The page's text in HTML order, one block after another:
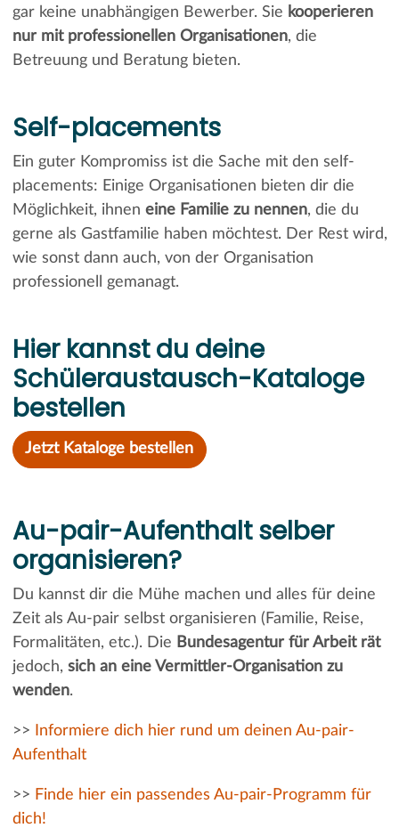
gar keine unabhängigen Bewerber. Sie kooperieren
nur mit professionellen Organisationen, die
Betreuung und Beratung bieten.
Self-placements
Ein guter Kompromiss ist die Sache mit den self-
placements: Einige Organisationen bieten dir die
Möglichkeit, ihnen eine Familie zu nennen, die du
gerne als Gastfamilie haben möchtest. Der Rest wird,
wie sonst dann auch, von der Organisation
professionell gemanagt.
Hier kannst du deine
Schüleraustausch-Kataloge
bestellen
Jetzt Kataloge bestellen
Au-pair-Aufenthalt selber
organisieren?
Du kannst dir die Mühe machen und alles für deine
Zeit als Au-pair selbst organisieren (Familie, Reise,
Formalitäten, etc.). Die Bundesagentur für Arbeit rät
jedoch, sich an eine Vermittler-Organisation zu
wenden.
>>
Informiere dich hier rund um deinen Au-pair-
Aufenthalt
>> Finde hier ein passendes Au-pair-Programm für
dich!